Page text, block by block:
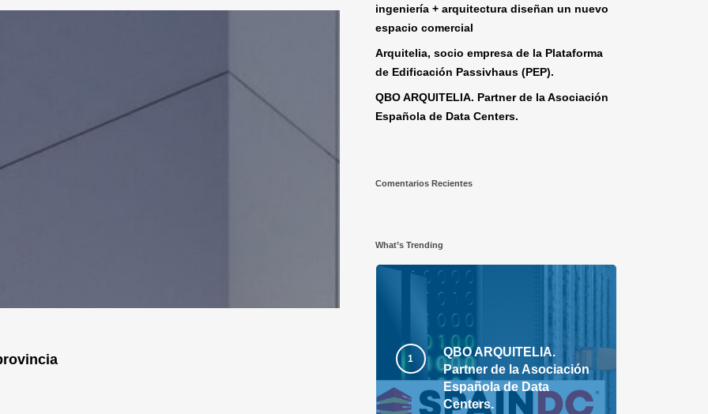
ingeniería + arquitectura diseñan un nuevo
espacio comercial
Arquitelia, socio empresa de la Plataforma
de Edificación Passivhaus (PEP).
QBO ARQUITELIA. Partner de la Asociación
Española de Data Centers.
Comentarios Recientes
What’s Trending
QBO ARQUITELIA.
Partner de la Asociación
Española de Data
Centers.